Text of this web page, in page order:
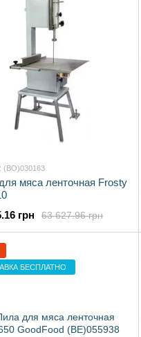
(BO)030163
мяса ленточная Frosty
63 627.96 грн
грн
БЕСПЛАТНО